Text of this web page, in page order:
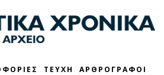
ΤΕΥΧΗ
ΑΡΘΡΟΓΡΑΦΟΙ